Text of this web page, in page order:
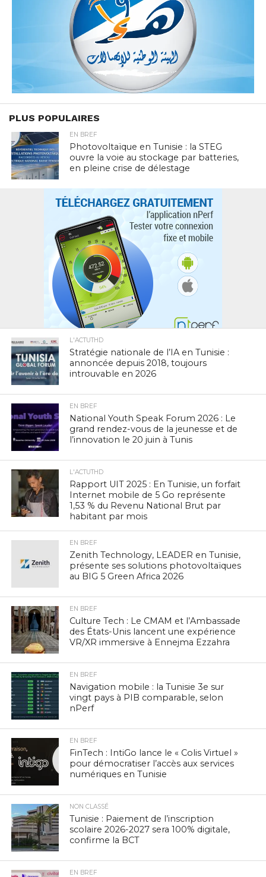
PLUS POPULAIRES
EN BREF
Photovoltaïque en Tunisie : la STEG
ouvre la voie au stockage par batteries,
en pleine crise de délestage
L'ACTUTHD
Stratégie nationale de l’IA en Tunisie :
annoncée depuis 2018, toujours
introuvable en 2026
EN BREF
National Youth Speak Forum 2026 : Le
grand rendez-vous de la jeunesse et de
l’innovation le 20 juin à Tunis
L'ACTUTHD
Rapport UIT 2025 : En Tunisie, un forfait
Internet mobile de 5 Go représente
1,53 % du Revenu National Brut par
habitant par mois
EN BREF
Zenith Technology, LEADER en Tunisie,
présente ses solutions photovoltaïques
au BIG 5 Green Africa 2026
EN BREF
Culture Tech : Le CMAM et l’Ambassade
des États-Unis lancent une expérience
VR/XR immersive à Ennejma Ezzahra
EN BREF
Navigation mobile : la Tunisie 3e sur
vingt pays à PIB comparable, selon
nPerf
EN BREF
FinTech : IntiGo lance le « Colis Virtuel »
pour démocratiser l’accès aux services
numériques en Tunisie
NON CLASSÉ
Tunisie : Paiement de l’inscription
scolaire 2026-2027 sera 100% digitale,
confirme la BCT
EN BREF